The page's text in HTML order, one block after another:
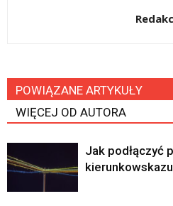
POWIĄZANE ARTYKUŁY
WIĘCEJ OD AUTORA
Jak podłączyć